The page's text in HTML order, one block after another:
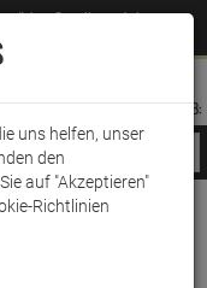
nächste Bestellung erhalten
AUFKLAPPEN
MERKZETTEL
WARENKORB:
Haushalt
uns helfen, unser
den
auf "Akzeptieren"
Richtlinien